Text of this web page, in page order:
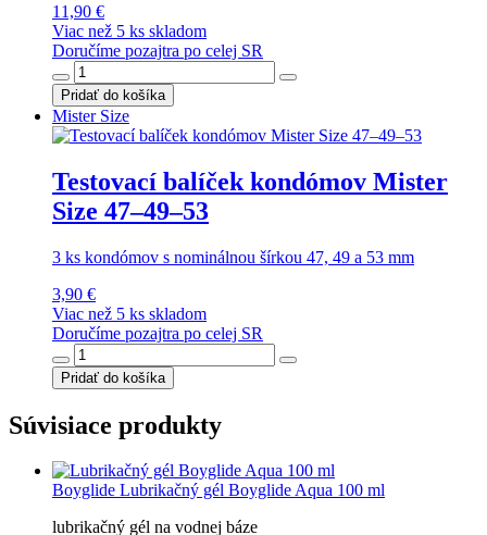
11,90 €
Viac než 5 ks skladom
Doručíme pozajtra po celej SR
Pridať do košíka
Mister Size
Testovací balíček kondómov Mister
Size 47–49–53
3 ks kondómov s nominálnou šírkou 47, 49 a 53 mm
3,90 €
Viac než 5 ks skladom
Doručíme pozajtra po celej SR
Pridať do košíka
Súvisiace produkty
Boyglide Lubrikačný gél Boyglide Aqua 100 ml
lubrikačný gél na vodnej báze